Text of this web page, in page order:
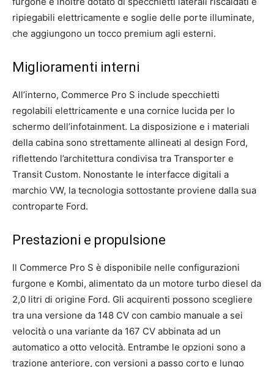
ripiegabili elettricamente e soglie delle porte illuminate,
che aggiungono un tocco premium agli esterni.
Miglioramenti interni
All’interno, Commerce Pro S include specchietti
regolabili elettricamente e una cornice lucida per lo
schermo dell’infotainment. La disposizione e i materiali
della cabina sono strettamente allineati al design Ford,
riflettendo l’architettura condivisa tra Transporter e
Transit Custom. Nonostante le interfacce digitali a
marchio VW, la tecnologia sottostante proviene dalla sua
controparte Ford.
Prestazioni e propulsione
Il Commerce Pro S è disponibile nelle configurazioni
furgone e Kombi, alimentato da un motore turbo diesel da
2,0 litri di origine Ford. Gli acquirenti possono scegliere
tra una versione da 148 CV con cambio manuale a sei
velocità o una variante da 167 CV abbinata ad un
automatico a otto velocità. Entrambe le opzioni sono a
trazione anteriore, con versioni a passo corto e lungo